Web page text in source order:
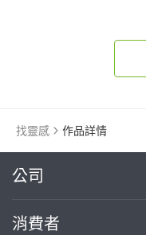
找靈感 作品詳情
公司
關於我們
消費者
繼續完成